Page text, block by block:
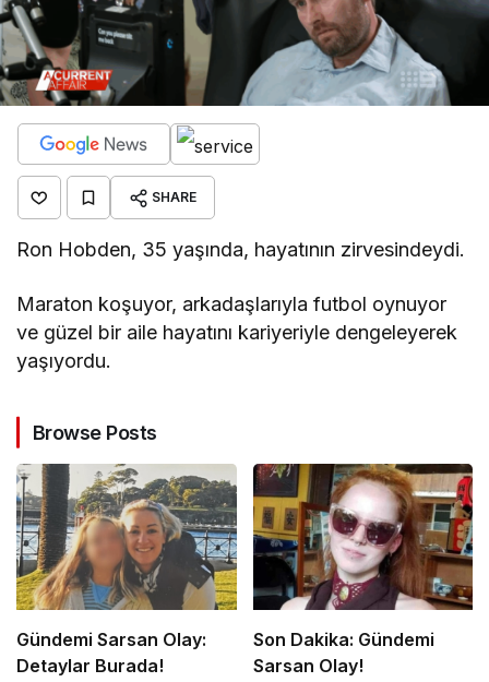
SHARE
Ron Hobden, 35 yaşında, hayatının zirvesindeydi.
Maraton koşuyor, arkadaşlarıyla futbol oynuyor
ve güzel bir aile hayatını kariyeriyle dengeleyerek
yaşıyordu.
Browse Posts
Gündemi Sarsan Olay:
Detaylar Burada!
Son Dakika: Gündemi
Sarsan Olay!